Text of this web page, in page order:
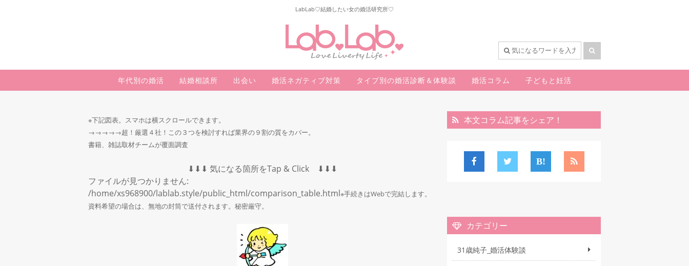
LabLab♡結婚したい女の婚活研究所♡
年代別の婚活 結婚相談所 出会い 婚活ネガティブ対策 タイプ別の婚活診断＆体験談 婚活コラム 子どもと妊活
※下記図表。 スマホは横スクロールできます。
→→→→→超！厳選４社！この３つを検討すれば業界の９割の質をカバー。
書籍、雑誌取材チームが覆面調査
⬇︎⬇︎⬇︎ 気になる箇所をTap & Click ⬇︎⬇︎⬇︎
ファイルが見つかりません:
/home/xs968900/lablab.style/public_html/comparison_table.html※手続きはWebで完結します。
資料希望の場合は、無地の封筒で送付されます。秘密厳守。
本文コラム記事をシェア！
カテゴリー
31歳純子_婚活体験談